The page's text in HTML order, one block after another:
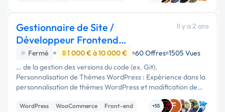
Gestionnaire de Site /
Développeur Frontend
WordPress
Il y a 2 ans
Fermé 1 000 € à 10 000 € 60 Offres 1505 Vues
… de la gestion des versions du code (ex. Git).
Personnalisation de Thèmes WordPress : Expérience dans la
personnalisation de thèmes WordPress et modification de
thèmes pour répondre aux besoins spécifiques des projets.
Développement de Plugins …
WordPress WooCommerce Front-end +55 F